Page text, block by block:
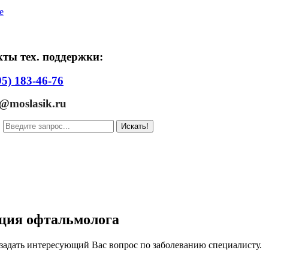
тех. поддержки:
183-46-76
офтальмолога
интересующий Вас вопрос по заболеванию специалисту.
Искать!